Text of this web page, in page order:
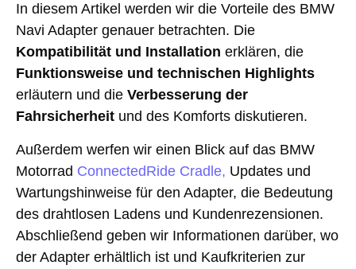
In diesem Artikel werden wir die Vorteile des BMW
Navi Adapter genauer betrachten. Die
Kompatibilität und Installation erklären, die
Funktionsweise und technischen Highlights
erläutern und die Verbesserung der
Fahrsicherheit und des Komforts diskutieren.
Außerdem werfen wir einen Blick auf das BMW
Motorrad ConnectedRide Cradle, Updates und
Wartungshinweise für den Adapter, die Bedeutung
des drahtlosen Ladens und Kundenrezensionen.
Abschließend geben wir Informationen darüber, wo
der Adapter erhältlich ist und Kaufkriterien zur